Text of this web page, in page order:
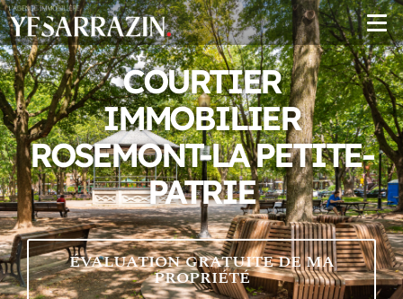
COURTIER
IMMOBILIER
ROSEMONT-LA PETITE-
PATRIE
ÉVALUATION GRATUITE DE MA
PROPRIÉTÉ